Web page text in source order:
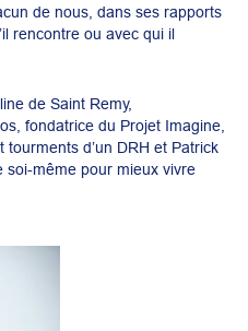
de nous, dans ses rapports
rencontre ou avec qui il
de Saint Remy,
fondatrice du Projet Imagine,
d’un DRH et Patrick
soi-même pour mieux vivre